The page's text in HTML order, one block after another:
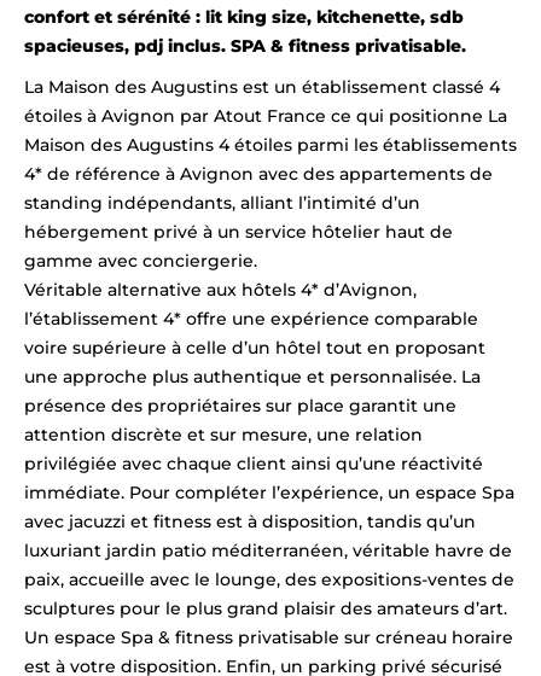
confort et sérénité : lit king size, kitchenette, sdb
spacieuses, pdj inclus. SPA & fitness privatisable.
La Maison des Augustins est un établissement classé 4
étoiles à Avignon par Atout France ce qui positionne La
Maison des Augustins 4 étoiles parmi les établissements
4* de référence à Avignon avec des appartements de
standing indépendants, alliant l’intimité d’un
hébergement privé à un service hôtelier haut de
gamme avec conciergerie.
Véritable alternative aux hôtels 4* d’Avignon,
l’établissement 4* offre une expérience comparable
voire supérieure à celle d’un hôtel tout en proposant
une approche plus authentique et personnalisée. La
présence des propriétaires sur place garantit une
attention discrète et sur mesure, une relation
privilégiée avec chaque client ainsi qu’une réactivité
immédiate. Pour compléter l’expérience, un espace Spa
avec jacuzzi et fitness est à disposition, tandis qu’un
luxuriant jardin patio méditerranéen, véritable havre de
paix, accueille avec le lounge, des expositions-ventes de
sculptures pour le plus grand plaisir des amateurs d’art.
Un espace Spa & fitness privatisable sur créneau horaire
est à votre disposition. Enfin, un parking privé sécurisé